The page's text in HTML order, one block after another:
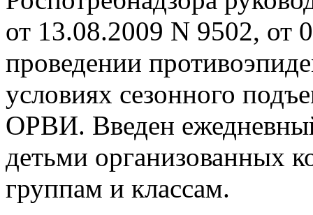
от 13.08.2009 N 9502, от
проведении
условиях сезонного
ОРВИ. Введен
детьми организованных
группам и классам.